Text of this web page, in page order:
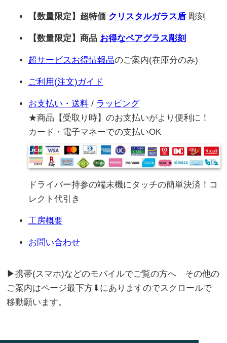
【数量限定】超特価 クリスタルガラス盾彫刻
【数量限定】商品 お得なペアグラス彫刻
超サービスお得情報品のご案内(在庫分のみ)
ご利用(注文)ガイド
お支払い・送料/ ラッピング
★商品【受取り時】のお支払いがより便利に！
カード・電子マネーでの支払いOK
ドライバー持参の端末機にタッチの簡単決済！コ
レクト代引き
工房概要
お問い合わせ
▶携帯(スマホ)などのモバイルでご覧の方へ その他の
ご案内はページ最下方⬇にありますのでスクロールで
移動願います。